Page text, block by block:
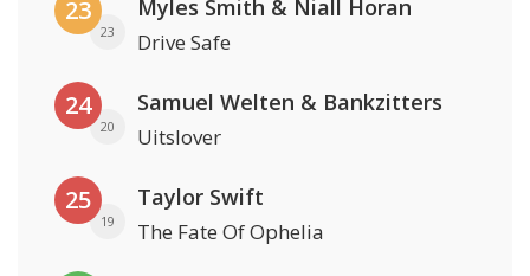
23
23
Myles Smith & Niall Horan
Drive Safe
24
20
Samuel Welten & Bankzitters
Uitslover
25
19
Taylor Swift
The Fate Of Ophelia